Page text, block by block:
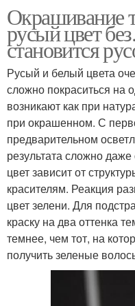
Окрашивание
русый цвет
становится
Русый и белый цвета
сложно покраситься на
возникают как при
при окрашенном. С
предварительном
результата сложно
цвет зависит от
красителям. Реакция
цвет зелени. Для
краску на два оттенка
темнее, чем тот, на
получить зеленые